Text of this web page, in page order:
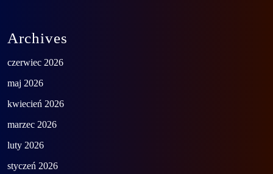
Archives
czerwiec 2026
maj 2026
kwiecień 2026
marzec 2026
luty 2026
styczeń 2026